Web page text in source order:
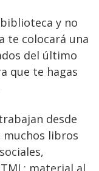
y no
te colocará una
del último
que te hagas
desde
muchos libros